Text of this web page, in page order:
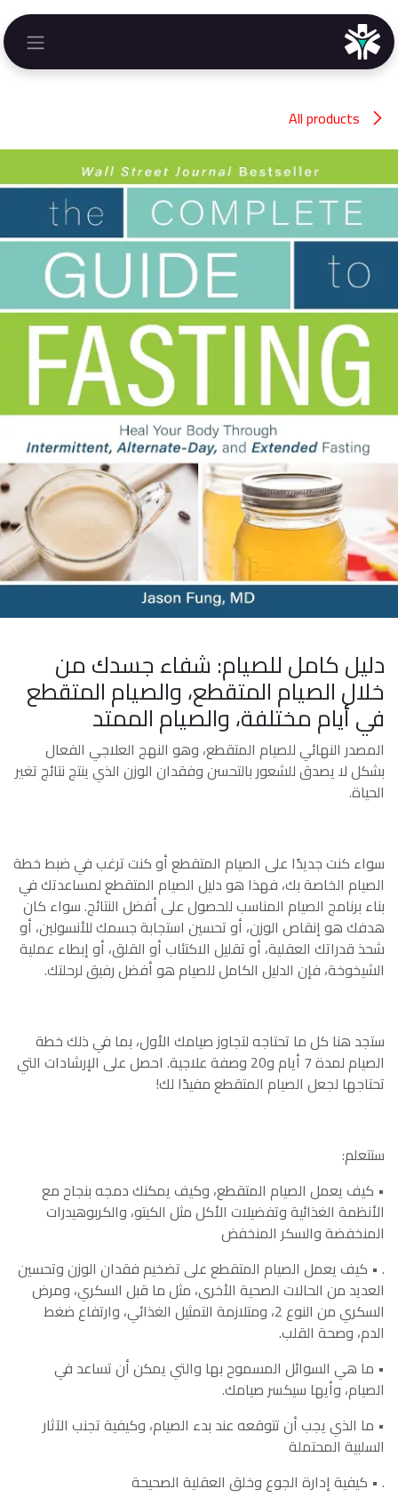
تخطي للذهاب إلى المحتوى
All products
دليل كامل للصيام: شفاء جسدك من
خلال الصيام المتقطع، والصيام المتقطع
في أيام مختلفة، والصيام الممتد
المصدر النهائي للصيام المتقطع، وهو النهج العلاجي الفعال
بشكل لا يصدق للشعور بالتحسن وفقدان الوزن الذي ينتج نتائج تغير
الحياة.
سواء كنت جديدًا على الصيام المتقطع أو كنت ترغب في ضبط خطة
الصيام الخاصة بك، فهذا هو دليل الصيام المتقطع لمساعدتك في
بناء برنامج الصيام المناسب للحصول على أفضل النتائج. سواء كان
هدفك هو إنقاص الوزن، أو تحسين استجابة جسمك للأنسولين، أو
شحذ قدراتك العقلية، أو تقليل الاكتئاب أو القلق، أو إبطاء عملية
الشيخوخة، فإن الدليل الكامل للصيام هو أفضل رفيق لرحلتك.
ستجد هنا كل ما تحتاجه لتجاوز صيامك الأول، بما في ذلك خطة
الصيام لمدة 7 أيام و20 وصفة علاجية. احصل على الإرشادات التي
تحتاجها لجعل الصيام المتقطع مفيدًا لك!
ستتعلم:
• كيف يعمل الصيام المتقطع، وكيف يمكنك دمجه بنجاح مع
الأنظمة الغذائية وتفضيلات الأكل مثل الكيتو، والكربوهيدرات
المنخفضة والسكر المنخفض
. • كيف يعمل الصيام المتقطع على تضخيم فقدان الوزن وتحسين
العديد من الحالات الصحية الأخرى، مثل ما قبل السكري، ومرض
السكري من النوع 2، ومتلازمة التمثيل الغذائي، وارتفاع ضغط
الدم، وصحة القلب.
• ما هي السوائل المسموح بها والتي يمكن أن تساعد في
الصيام، وأيها سيكسر صيامك.
• ما الذي يجب أن تتوقعه عند بدء الصيام، وكيفية تجنب الآثار
السلبية المحتملة
. • كيفية إدارة الجوع وخلق العقلية الصحيحة